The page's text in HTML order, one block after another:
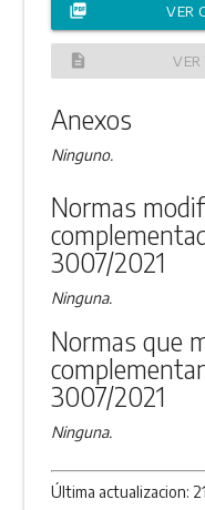
picture_as_pdf VER
description
Anexos
Ninguno.
Normas
3007/2021
Ninguna.
Normas que
3007/2021
Ninguna.
Última actualizacion: